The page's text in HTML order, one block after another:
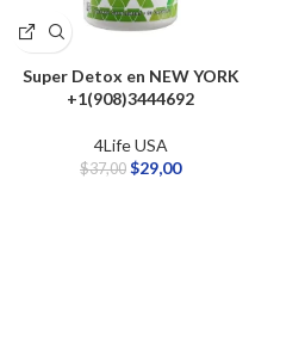
Super Detox en NEW YORK
+1(908)3444692
4Life USA
$37,00 $29,00